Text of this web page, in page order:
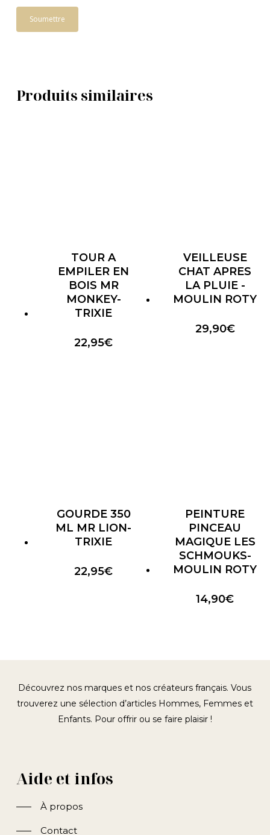
Produits similaires
TOUR A
EMPILER EN
BOIS MR
MONKEY-
TRIXIE
22,95€
VEILLEUSE
CHAT APRES
LA PLUIE -
MOULIN ROTY
29,90€
GOURDE 350
ML MR LION-
TRIXIE
22,95€
PEINTURE
PINCEAU
MAGIQUE LES
SCHMOUKS-
MOULIN ROTY
14,90€
Découvrez nos marques et nos créateurs français. Vous
trouverez une sélection d’articles Hommes, Femmes et
Enfants. Pour offrir ou se faire plaisir !
Aide et infos
À propos
Contact